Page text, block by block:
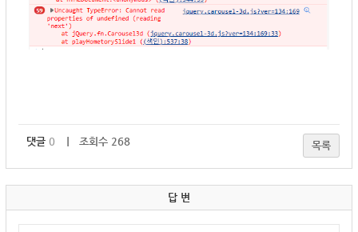
댓글 0 ｜ 조회수 268 목록
답 변